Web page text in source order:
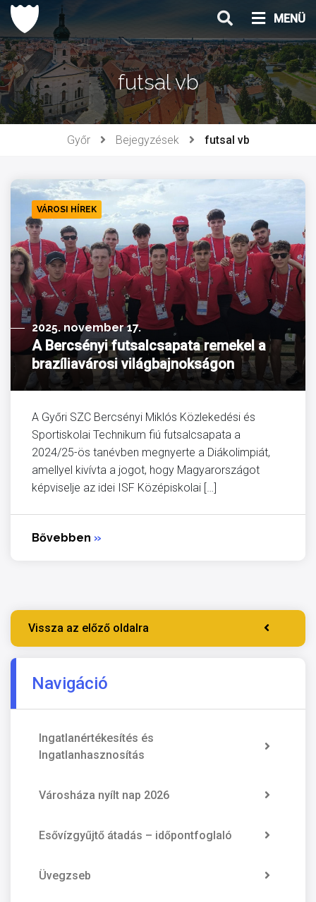
Ugrás
tartalomhoz
MENÜ
futsal vb
Győr Bejegyzések futsal vb
VÁROSI HÍREK
2025. november 17.
A Bercsényi futsalcsapata remekel a
brazíliavárosi világbajnokságon
A Győri SZC Bercsényi Miklós Közlekedési és
Sportiskolai Technikum fiú futsalcsapata a
2024/25-ös tanévben megnyerte a Diákolimpiát,
amellyel kivívta a jogot, hogy Magyarországot
képviselje az idei ISF Középiskolai […]
Bővebben »
Vissza az előző oldalra
Navigáció
Ingatlanértékesítés és
Ingatlanhasznosítás
Városháza nyílt nap 2026
Esővízgyűjtő átadás – időpontfoglaló
Üvegzseb